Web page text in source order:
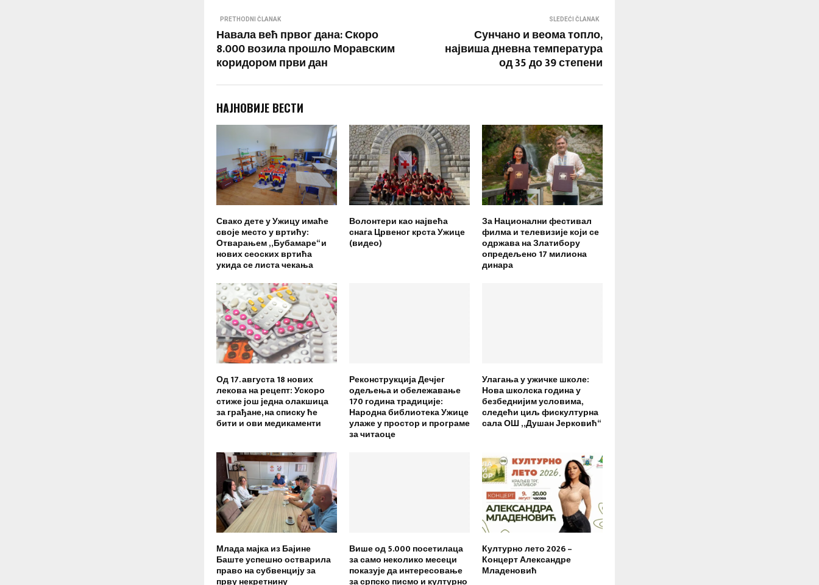
PRETHODNI ČLANAK
Навала већ првог дана: Скоро
8.000 возила прошло Моравским
коридором први дан
SLEDEĆI ČLANAK
Сунчано и веома топло,
највиша дневна температура
од 35 до 39 степени
НАЈНОВИЈЕ ВЕСТИ
Свако дете у Ужицу имаће
своје место у вртићу:
Отварањем „Бубамаре“ и
нових сеоских вртића
укида се листа чекања
Волонтери као највећа
снага Црвеног крста Ужице
(видео)
За Национални фестивал
филма и телевизије који се
одржава на Златибору
опредељено 17 милиона
динара
Од 17. августа 18 нових
лекова на рецепт: Ускоро
стиже још једна олакшица
за грађане, на списку ће
бити и ови медикаменти
Реконструкција Дечјег
одељења и обележавање
170 година традиције:
Народна библиотека Ужице
улаже у простор и програме
за читаоце
Улагања у ужичке школе:
Нова школска година у
безбеднијим условима,
следећи циљ фискултурна
сала ОШ „Душан Јерковић“
Млада мајка из Бајине
Баште успешно остварила
право на субвенцију за
прву некретнину
Више од 5.000 посетилаца
за само неколико месеци
показује да интересовање
за српско писмо и културно
Културно лето 2026 –
Концерт Александре
Младеновић